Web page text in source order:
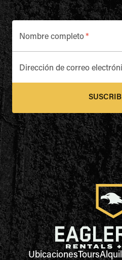
Nombre completo*
Dirección de correo
UbicacionesTours